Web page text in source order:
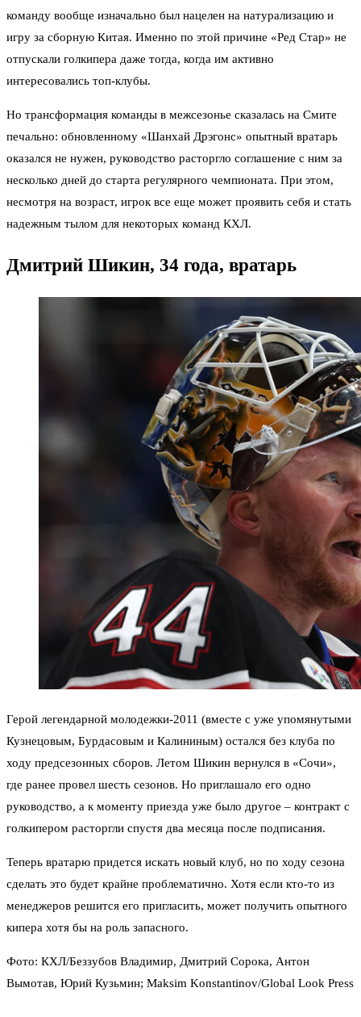
команду вообще изначально был нацелен на натурализацию и
игру за сборную Китая. Именно по этой причине «Ред Стар» не
отпускали голкипера даже тогда, когда им активно
интересовались топ-клубы.
Но трансформация команды в межсезонье сказалась на Смите
печально: обновленному «Шанхай Дрэгонс» опытный вратарь
оказался не нужен, руководство расторгло соглашение с ним за
несколько дней до старта регулярного чемпионата. При этом,
несмотря на возраст, игрок все еще может проявить себя и стать
надежным тылом для некоторых команд КХЛ.
Дмитрий Шикин, 34 года, вратарь
Герой легендарной молодежки-2011 (вместе с уже упомянутыми
Кузнецовым, Бурдасовым и Калининым) остался без клуба по
ходу предсезонных сборов. Летом Шикин вернулся в «Сочи»,
где ранее провел шесть сезонов. Но приглашало его одно
руководство, а к моменту приезда уже было другое – контракт с
голкипером расторгли спустя два месяца после подписания.
Теперь вратарю придется искать новый клуб, но по ходу сезона
сделать это будет крайне проблематично. Хотя если кто-то из
менеджеров решится его пригласить, может получить опытного
кипера хотя бы на роль запасного.
Фото: КХЛ/Беззубов Владимир, Дмитрий Сорока, Антон
Вымотав, Юрий Кузьмин; Maksim Konstantinov/Global Look Press